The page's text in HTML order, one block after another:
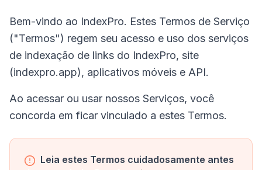
Bem-vindo ao IndexPro. Estes Termos de Serviço
("Termos") regem seu acesso e uso dos serviços
de indexação de links do IndexPro, site
(indexpro.app), aplicativos móveis e API.
Ao acessar ou usar nossos Serviços, você
concorda em ficar vinculado a estes Termos.
Leia estes Termos cuidadosamente antes